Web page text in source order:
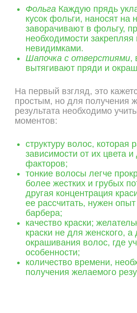
Фольга Каждую прядь
кусок фольги, наносят на
заворачивают в фольгу,
необходимости закрепляя
невидимками.
Шапочка с отверстиями,
вытягивают пряди и
На первый взгляд, это
простым, но для получения
результата необходимо
моментов:
структуру волос, которая
зависимости от их цвета и
факторов;
тонкие волосы легче
более жестких и грубых
другая концентрация
ее рассчитать, нужен
барбера;
качество краски;
краски не для женского, а
окрашивания волос, где
особенности;
количество времени,
получения желаемого